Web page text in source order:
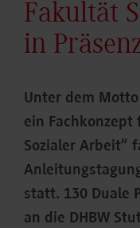
Fakultät
in
Unter dem
ein Fachkonzept
Sozialer Arbeit“
statt. 130 Duale
an die DHBW